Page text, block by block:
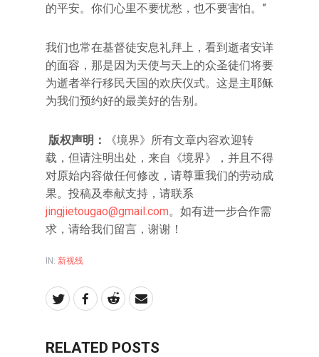
的平安。你们心里不要忧愁，也不要害怕。”
我们也常在基督徒安息礼拜上，看到逝者安详
的面容，那是因为天使与天上的众圣徒们将要
为逝者举行移民天国的欢庆仪式。这是主耶稣
为我们预约好的最美好的告别。
版权声明：
《境界》所有文章内容欢迎转
载，但请注明出处，来自《境界》，并且不得
对原始内容做任何修改，请尊重我们的劳动成
果。投稿及奉献支持，请联系
jingjietougao@gmail.com。如有进一步合作需
求，请给我们留言，谢谢！
IN: 新视线
RELATED POSTS